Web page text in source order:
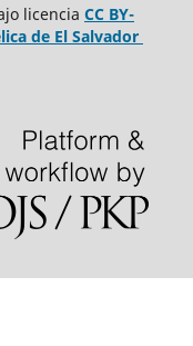
licencia CC BY-
de El Salvador